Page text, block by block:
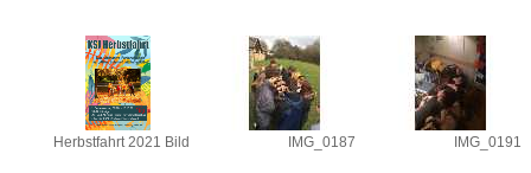
Herbstfahrt 2021 Bild IMG_0187 IMG_0191